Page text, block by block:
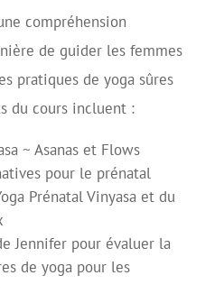
compréhension
de guider les femmes
pratiques de yoga sûres
du cours incluent :
~ Asanas et Flows
pour le prénatal
Prénatal Vinyasa et du
Jennifer pour évaluer la
de yoga pour les